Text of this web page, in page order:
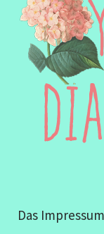
Das Impressum